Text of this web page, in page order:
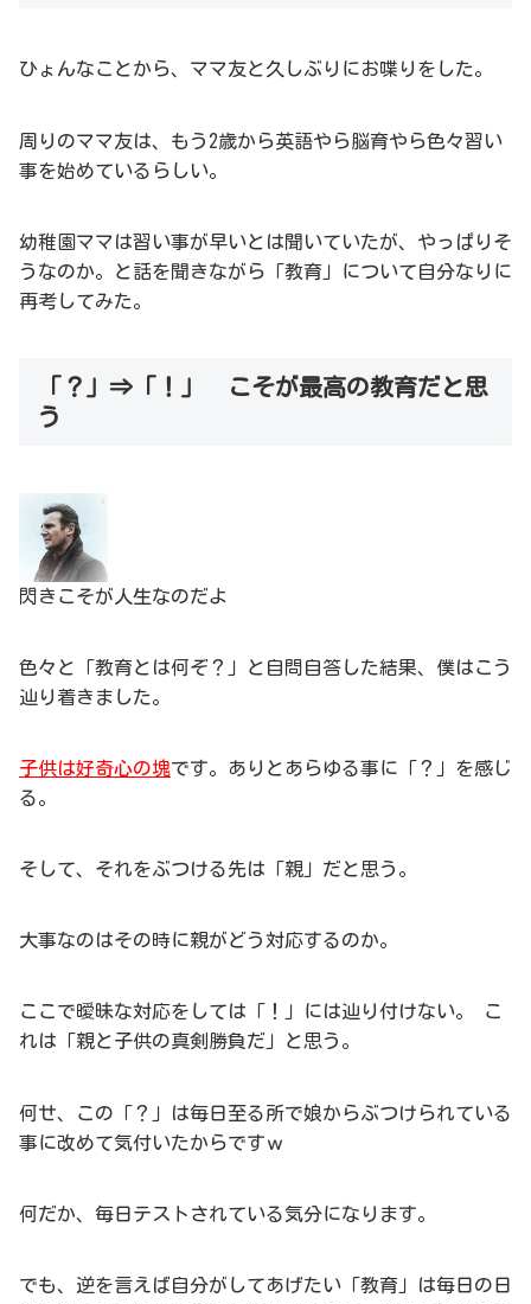
ひょんなことから、ママ友と久しぶりにお喋りをした。
周りのママ友は、もう2歳から英語やら脳育やら色々習い
事を始めているらしい。
幼稚園ママは習い事が早いとは聞いていたが、やっぱりそ
うなのか。と話を聞きながら「教育」について自分なりに
再考してみた。
「？」⇒「！」 こそが最高の教育だと思
う
閃きこそが人生なのだよ
色々と「教育とは何ぞ？」と自問自答した結果、僕はこう
辿り着きました。
子供は好奇心の塊です。ありとあらゆる事に「？」を感じ
る。
そして、それをぶつける先は「親」だと思う。
大事なのはその時に親がどう対応するのか。
ここで曖昧な対応をしては「！」には辿り付けない。 こ
れは「親と子供の真剣勝負だ」と思う。
何せ、この「？」は毎日至る所で娘からぶつけられている
事に改めて気付いたからですｗ
何だか、毎日テストされている気分になります。
でも、逆を言えば自分がしてあげたい「教育」は毎日の日